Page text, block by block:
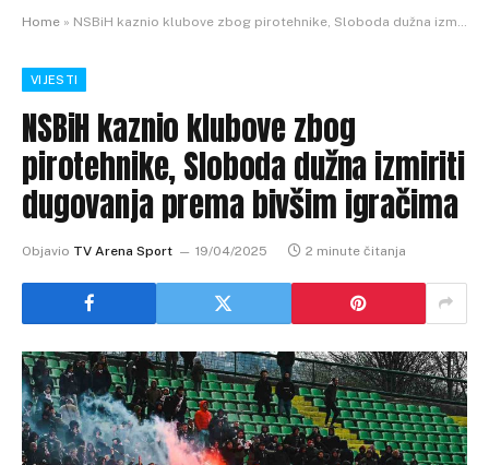
Home » NSBiH kaznio klubove zbog pirotehnike, Sloboda dužna izmiriti dugovanja prema bivšim igračima
VIJESTI
NSBiH kaznio klubove zbog
pirotehnike, Sloboda dužna izmiriti
dugovanja prema bivšim igračima
Objavio TV Arena Sport 19/04/2025 2 minute čitanja